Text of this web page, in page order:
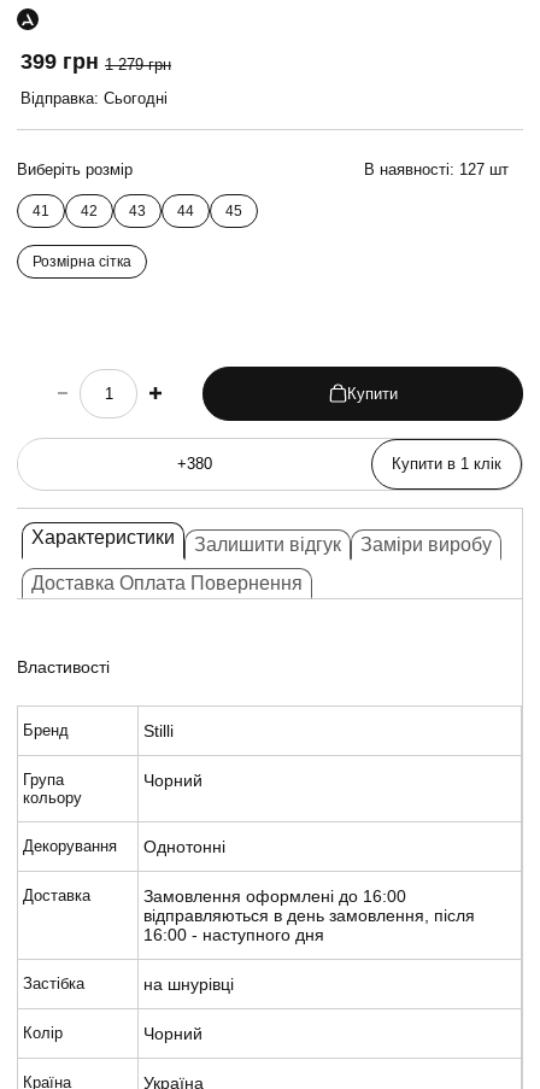
399 грн 1 279 грн
Відправка: Сьогодні
Виберіть розмір В наявності: 127 шт
41 42 43 44 45
Розмірна сітка
choose quantity Купити
Купити в 1 клік
Характеристики Залишити відгук
Заміри виробу
Доставка Оплата Повернення
Властивості
Бренд Stilli
Група
кольору
Чорний
Декорування Однотонні
Доставка
Замовлення оформлені до 16:00
відправляються в день замовлення, після
16:00 - наступного дня
Застібка на шнурівці
Колір Чорний
Країна Україна